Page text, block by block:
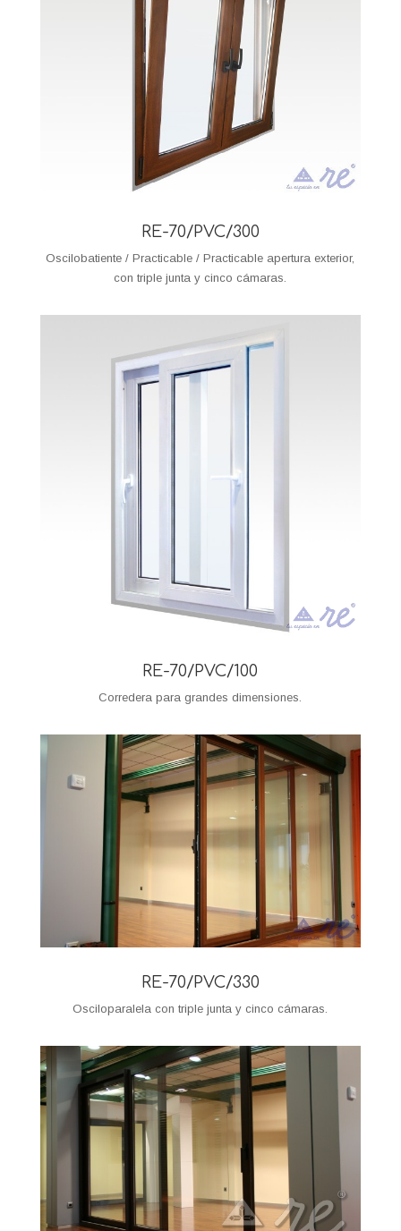
RE-70/PVC/300
Oscilobatiente / Practicable / Practicable apertura exterior,
con triple junta y cinco cámaras.
RE-70/PVC/100
Corredera para grandes dimensiones.
RE-70/PVC/330
Osciloparalela con triple junta y cinco cámaras.